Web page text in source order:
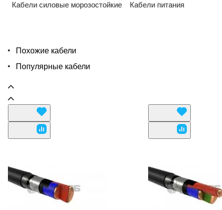
Кабели силовые морозостойкие
Кабели питания
Похожие кабели
Популярные кабели